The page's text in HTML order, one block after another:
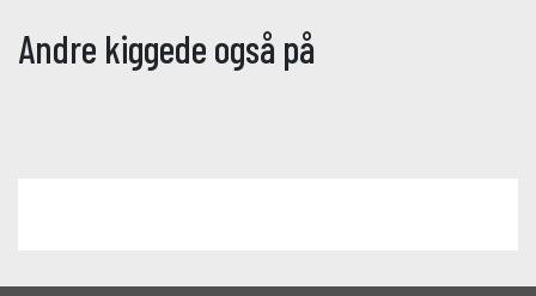
Andre kiggede også på